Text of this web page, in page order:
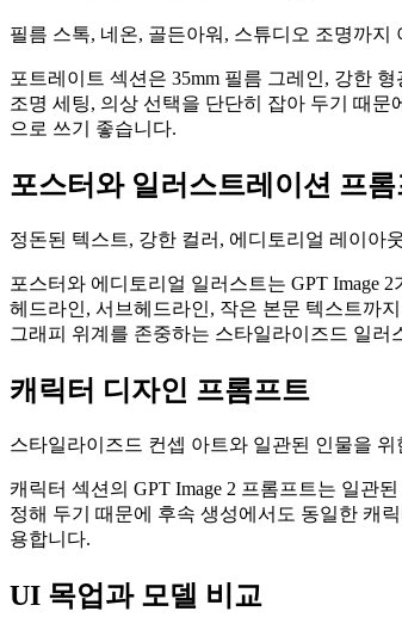
필름 스톡, 네온, 골든아워, 스튜디오 조명까지
포트레이트 섹션은 35mm 필름 그레인, 강한
조명 세팅, 의상 선택을 단단히 잡아 두기 때
으로 쓰기 좋습니다.
포스터와 일러스트레이션 프
정돈된 텍스트, 강한 컬러, 에디토리얼 레이아
포스터와 에디토리얼 일러스트는 GPT Image
헤드라인, 서브헤드라인, 작은 본문 텍스트까
그래피 위계를 존중하는 스타일라이즈드 일러
캐릭터 디자인 프롬프트
스타일라이즈드 컨셉 아트와 일관된 인물을
캐릭터 섹션의 GPT Image 2 프롬프트는 일관
정해 두기 때문에 후속 생성에서도 동일한 캐
용합니다.
UI 목업과 모델 비교